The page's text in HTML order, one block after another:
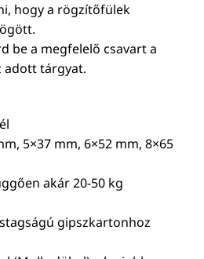
hogy a rögzítőfülek
be a megfelelő csavart a
adott tárgyat.
5×37 mm, 6×52 mm, 8×65
akár 20-50 kg
gipszkartonhoz